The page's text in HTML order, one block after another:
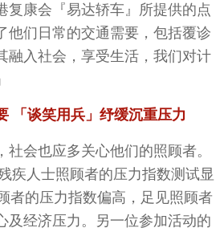
复康会『易达轿车』所提供的点
他们日常的交通需要，包括覆诊
融入社会，享受生活，我们对计
「谈笑用兵」纾缓沉重压力
会也应多关心他们的照顾者。
疾人士照顾者的压力指数测试显
者的压力指数偏高，足见照顾者
及经济压力。另一位参加活动的